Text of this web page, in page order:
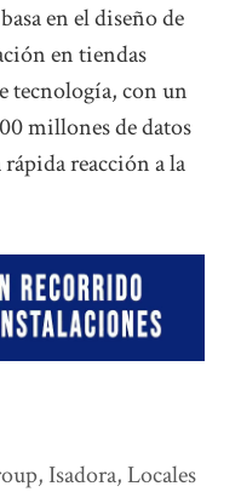
en el diseño de
en tiendas
tecnología, con un
millones de datos
reacción a la
, Isadora,Locales